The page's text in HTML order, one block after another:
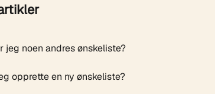
jeg noen andres ønskeliste?
opprette en ny ønskeliste?